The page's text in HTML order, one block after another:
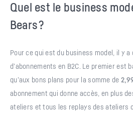
Quel est le business
Bears ?
Pour ce qui est du business model, il y a
d’abonnements en B2C. Le premier est
qu’aux bons plans pour la somme de
abonnement qui donne accès, en plus
ateliers et tous les replays des ateliers